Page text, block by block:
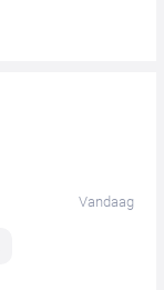
Vandaag